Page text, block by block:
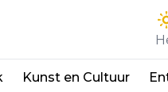
Kunst en Cultuur